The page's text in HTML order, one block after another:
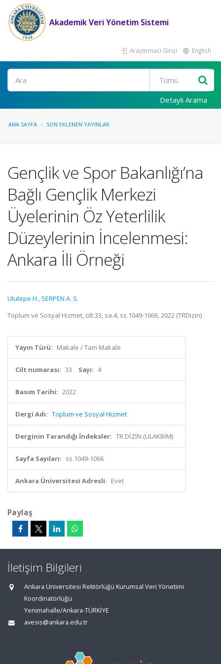
Akademik Veri Yönetim Sistemi
Araştırmacı Girişi English
Ara
Detaylı Arama
ANA SAYFA SON EKLENEN YAYINLAR
Gençlik ve Spor Bakanlığı’na
Bağlı Gençlik Merkezi
Üyelerinin Öz Yeterlilik
Düzeylerinin İncelenmesi:
Ankara İli Örneği
Ulutepe H., SERPEN A. S.
Toplum ve Sosyal Hizmet, cilt.33, sa.4, ss.1049-1066, 2022 (TRDizin)
Yayın Türü: Makale / Tam Makale
Cilt numarası: 33 Sayı: 4
Basım Tarihi: 2022
Dergi Adı: Toplum ve Sosyal Hizmet
Derginin Tarandığı İndeksler: TR DİZİN (ULAKBİM)
Sayfa Sayıları: ss.1049-1066
Ankara Üniversitesi Adresli: Evet
Paylaş
İletişim Bilgileri
Ankara Üniversitesi Rektörlüğü Kurumsal Veri Yönetimi
Koordinatörlüğü
Yenimahalle/Ankara-TÜRKİYE
avesis@ankara.edu.tr